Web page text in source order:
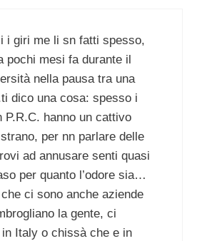
i giri me li sn fatti spesso,
pochi mesi fa durante il
nella pausa tra una
dico una cosa: spesso i
hanno un cattivo
per nn parlare delle
ad annusare senti quasi
per quanto l’odore sia…
ci sono anche aziende
la gente, ci
Italy o chissà che e in